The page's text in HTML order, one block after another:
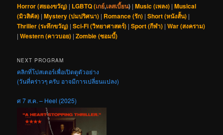
Horror (สยองขวัญ) | LGBTQ (เกย์,เลสเบี้ยน) |Music (เพลง) |Musical
(มิวสิคัล) |Mystery (ปมปริศนา) | Romance (รัก) |Short (หนังสั้น) |
Thriller (ระทึกขวัญ) |Sci-Fi (วิทยาศาสตร์) |Sport (กีฬา) |War (สงคราม)
|Western (คาวบอย) |Zombie (ซอมบี้)
NEXT PROGRAM
คลิกที่โปสเตอร์เพื่อเปิดดูตัวอย่าง
(วันที่คร่าวๆ ครับ อาจมีการเปลี่ยนแปลง)
ศ 7 ส.ค. – Heel (2025)